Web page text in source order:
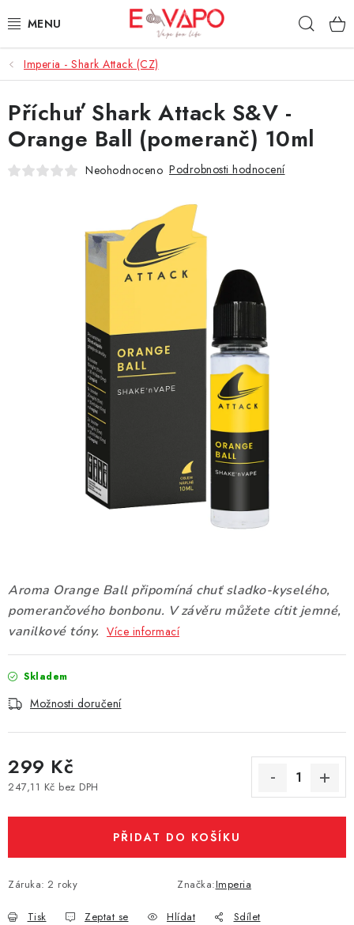
na
3D TISK
TIPY ZA DOBROU CENU
AROMATA A PŘÍCHUTĚ
DÁRKOVÉ VOUCHERY
ATOMIZÉRY A CARTRIDGE
BATERIE A NABÍJEČKY
NIKOTINOVÝ FILM
ZNAČKY
Vše o nákupu Jak reklamovat či vrátit zboží
Recenze
Imperia - Shark Attack (CZ)
Aroma Orange Ball připomíná chuť sladko-kyselého,
pomerančového bonbonu. V závěru můžete cítit jemné,
vanilkové tóny. Více informací
Skladem
Možnosti doručení
299 Kč
247,11 Kč bez DPH
PŘIDAT DO KOŠÍKU
Záruka: 2 roky Značka:Imperia
Tisk Zeptat se Hlídat Sdílet
Příchuť Shark Attack S&V -
Orange Ball (pomeranč) 10ml
Neohodnoceno Podrobnosti hodnocení